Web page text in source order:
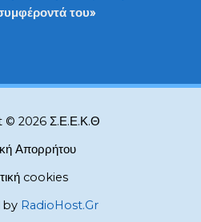
του»
© 2026 Σ.Ε.Ε.Κ.Θ
Απορρήτου
cookies
by RadioHost.Gr